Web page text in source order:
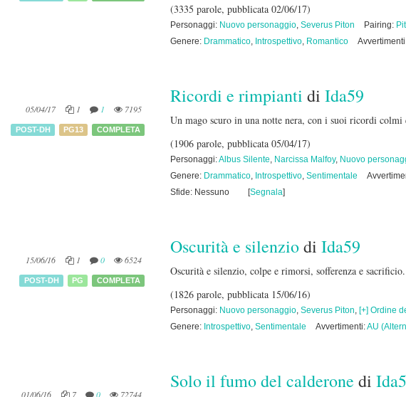
(3335 parole, pubblicata 02/06/17)
Personaggi: Nuovo personaggio, Severus Piton Pairing:
Genere: Drammatico, Introspettivo, Romantico
05/04/17 1 1 7195
POST-DH PG13 COMPLETA
Ricordi e rimpianti di Ida59
Un mago scuro in una notte nera, con i suoi ricordi colmi
(1906 parole, pubblicata 05/04/17)
Personaggi:Albus Silente, Narcissa Malfoy, Nuovo
Genere: Drammatico, Introspettivo, Sentimentale
Sfide: Nessuno
[Segnala]
15/06/16 1 0 6524
POST-DH PG COMPLETA
Oscurità e silenziodi Ida59
Oscurità e silenzio, colpe e rimorsi, sofferenza e
(1826 parole, pubblicata 15/06/16)
Personaggi: Nuovo personaggio, Severus Piton, [+] Ordine
Genere: Introspettivo, Sentimentale Avvertimenti:AU
01/06/16 7 0 72744
Solo il fumo del calderone di